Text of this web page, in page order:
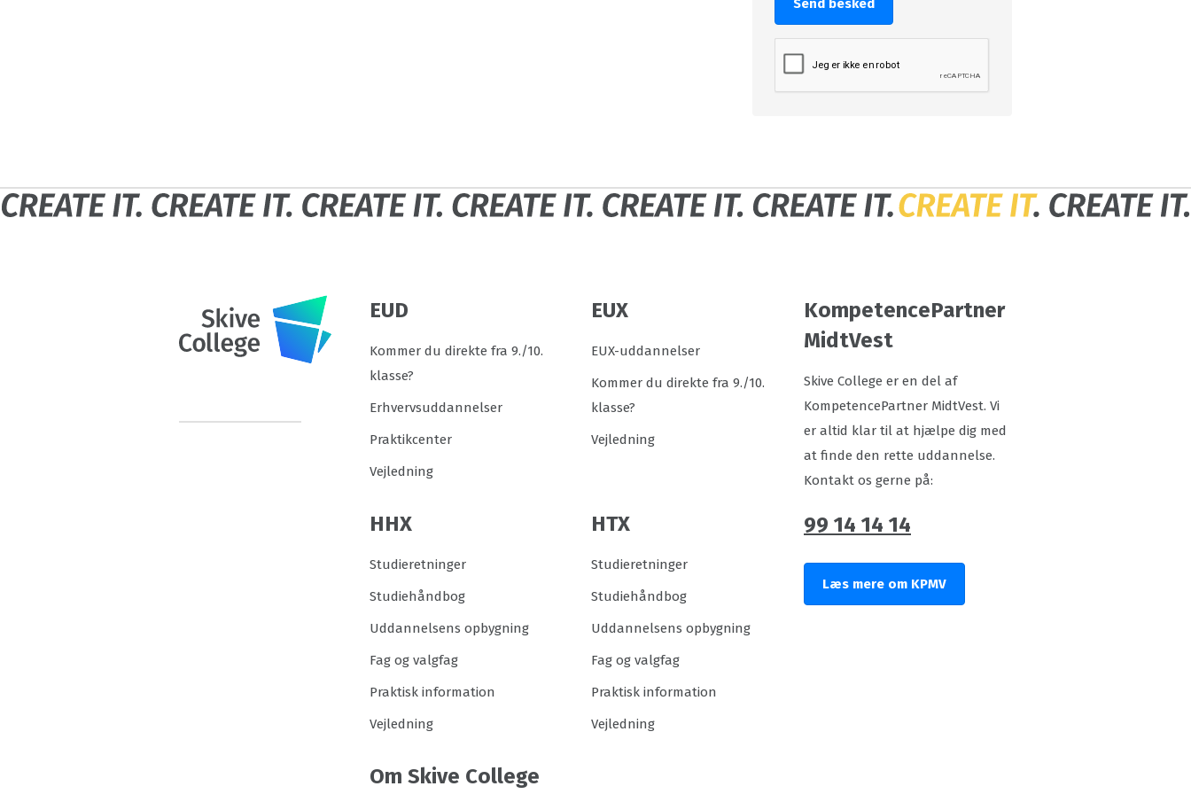
Send besked
EUD
Kommer du direkte fra 9./10.
klasse?
Erhvervsuddannelser
Praktikcenter
Vejledning
EUX
EUX-uddannelser
Kommer du direkte fra 9./10.
klasse?
Vejledning
HHX
Studieretninger
Studiehåndbog
Uddannelsens opbygning
Fag og valgfag
Praktisk information
Vejledning
HTX
Studieretninger
Studiehåndbog
Uddannelsens opbygning
Fag og valgfag
Praktisk information
Vejledning
Om Skive College
KompetencePartner
MidtVest
Skive College er en del af
KompetencePartner MidtVest. Vi
er altid klar til at hjælpe dig med
at finde den rette uddannelse.
Kontakt os gerne på:
99 14 14 14
Læs mere om KPMV